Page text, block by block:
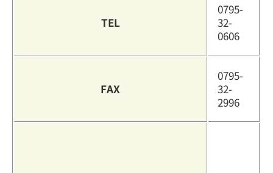
TEL
0795-
32-
0606
FAX
0795-
32-
2996